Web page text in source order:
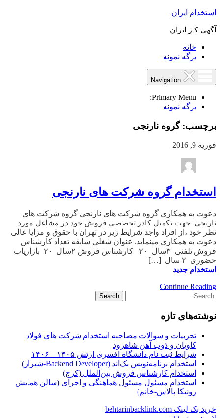
استخدام ایران
آگهی کار ایران
خانه
برگه نمونه
Primary Menu:
برگه نمونه
برچسب:گروه نارنجی
فوریه 9, 2016
استخدام گروه شرکت های نارنجی
دعوت به همکاری گروه شرکت های نارنجی گروه شرکت های
نارنجی جهت تکمیل کادر تخصصی فروش خود در مشاغل مورد
نظر خود ،از افراد واجد شرایط زیر در تهران با حقوق و مزایا عالی
دعوت به همکاری مینماید. عنوان شغلی سابقه تعداد کارشناس
فروش تلفنی ۳سال ۲۰ کارشناس فروش ۲سال ۲۰ بازاریاب
حضوری ۲ سال […]
استخدام جدید
Continue Reading
نوشته‌های تازه
تجربیات و سوالات مصاحبه استخدام شرکت های فولاد
کاویان و ذوب آهن شاهرود
شرایط ثبت نام دانشگاه افسری ارتش ۱۴۰۵ – ۱۴۰۶
استخدام برنامه‌نویس بک‌اند (Backend Developer-شیراز)
استخدام کارشناس فروش بین‌الملل (کرج)
استخدام مسئول مسئول هماهنگی و اجرای (سالن همایش
رونیکا پالاس-خانم)
خرید بک لینک behtarinbacklink.com